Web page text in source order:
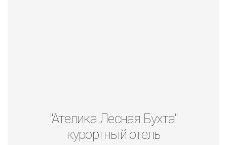
"Ателика Лесная Бухта"
курортный отель